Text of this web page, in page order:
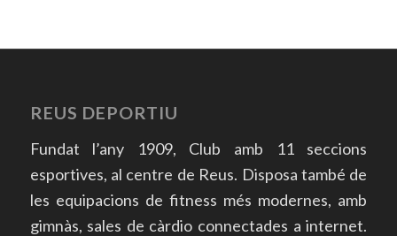
REUS DEPORTIU
Fundat l’any 1909, Club amb 11 seccions
esportives, al centre de Reus. Disposa també de
les equipacions de fitness més modernes, amb
gimnàs, sales de càrdio connectades a internet.